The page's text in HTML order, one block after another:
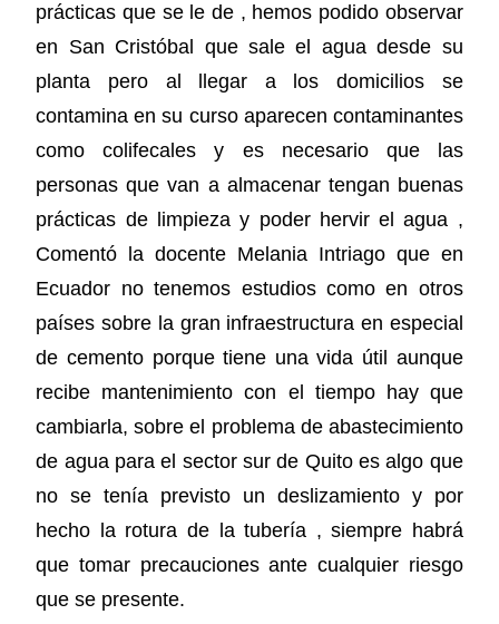
prácticas que se le de , hemos podido observar
en San Cristóbal que sale el agua desde su
planta pero al llegar a los domicilios se
contamina en su curso aparecen contaminantes
como colifecales y es necesario que las
personas que van a almacenar tengan buenas
prácticas de limpieza y poder hervir el agua ,
Comentó la docente Melania Intriago que en
Ecuador no tenemos estudios como en otros
países sobre la gran infraestructura en especial
de cemento porque tiene una vida útil aunque
recibe mantenimiento con el tiempo hay que
cambiarla, sobre el problema de abastecimiento
de agua para el sector sur de Quito es algo que
no se tenía previsto un deslizamiento y por
hecho la rotura de la tubería , siempre habrá
que tomar precauciones ante cualquier riesgo
que se presente.